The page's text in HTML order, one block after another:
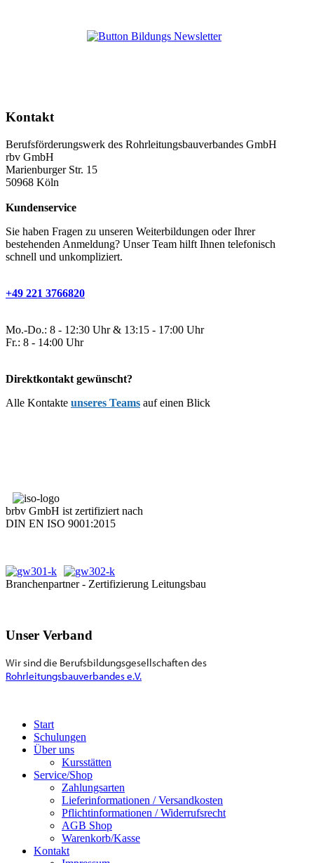
Kontakt
Berufsförderungswerk des Rohrleitungsbauverbandes GmbH
rbv GmbH
Marienburger Str. 15
50968 Köln
Kundenservice
Sie haben Fragen zu unseren Weiterbildungen oder Ihrer
bestehenden Anmeldung? Unser Team hilft Ihnen telefonisch
schnell und unkompliziert.
+49 221 3766820
Mo.-Do.: 8 - 12:30 Uhr & 13:15 - 17:00 Uhr
Fr.: 8 - 14:00 Uhr
Direktkontakt gewünscht?
Alle Kontakte unseres Teams auf einen Blick
brbv GmbH ist zertifiziert nach
DIN EN ISO 9001:2015
Branchenpartner - Zertifizierung Leitungsbau
Unser Verband
Wir sind die Berufsbildungsgesellschaften des
Rohrleitungsbauverbandes e.V.
Start
Schulungen
Über uns
Kursstätten
Service/Shop
Zahlungsarten
Lieferinformationen / Versandkosten
Pflichtinformationen / Widerrufsrecht
AGB Shop
Warenkorb/Kasse
Kontakt